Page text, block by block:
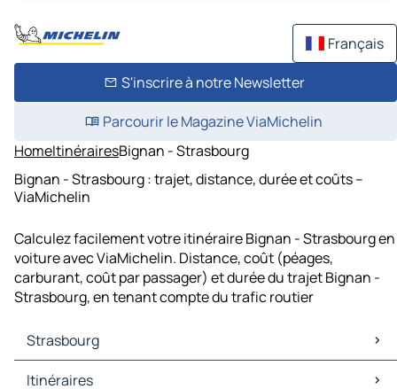
Français
S'inscrire à notre Newsletter
Parcourir le Magazine ViaMichelin
HomeItinérairesBignan - Strasbourg
Bignan - Strasbourg : trajet, distance, durée et coûts –
ViaMichelin
Calculez facilement votre itinéraire Bignan - Strasbourg en
voiture avec ViaMichelin. Distance, coût (péages,
carburant, coût par passager) et durée du trajet Bignan -
Strasbourg, en tenant compte du trafic routier
Strasbourg
Strasbourg Cartes et plans
Itinéraires